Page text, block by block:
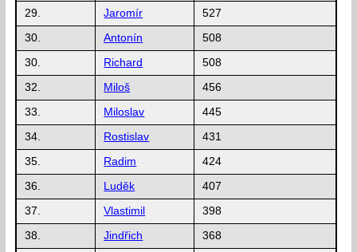
29. Jaromír 527
30. Antonín 508
30. Richard 508
32. Miloš 456
33. Miloslav 445
34. Rostislav 431
35. Radim 424
36. Luděk 407
37. Vlastimil 398
38. Jindřich 368